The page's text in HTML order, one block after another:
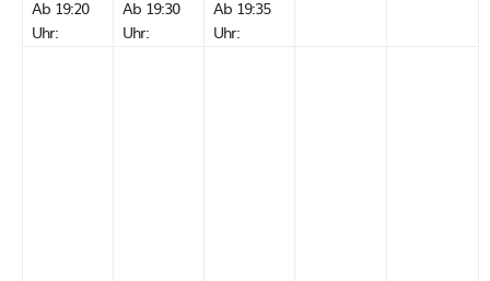
Ab 19:20
Uhr:
Ab 19:30
Uhr:
Ab 19:35
Uhr: